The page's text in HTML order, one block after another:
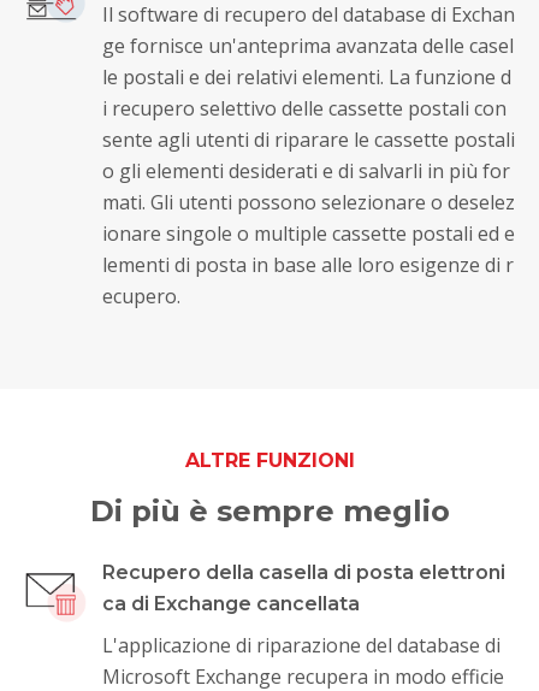
Il software di recupero del database di Exchan
ge fornisce un'anteprima avanzata delle casel
le postali e dei relativi elementi. La funzione d
i recupero selettivo delle cassette postali con
sente agli utenti di riparare le cassette postali
o gli elementi desiderati e di salvarli in più for
mati. Gli utenti possono selezionare o deselez
ionare singole o multiple cassette postali ed e
lementi di posta in base alle loro esigenze di r
ecupero.
ALTRE FUNZIONI
Di più è sempre meglio
Recupero della casella di posta elettroni
ca di Exchange cancellata
L'applicazione di riparazione del database di
Microsoft Exchange recupera in modo efficie